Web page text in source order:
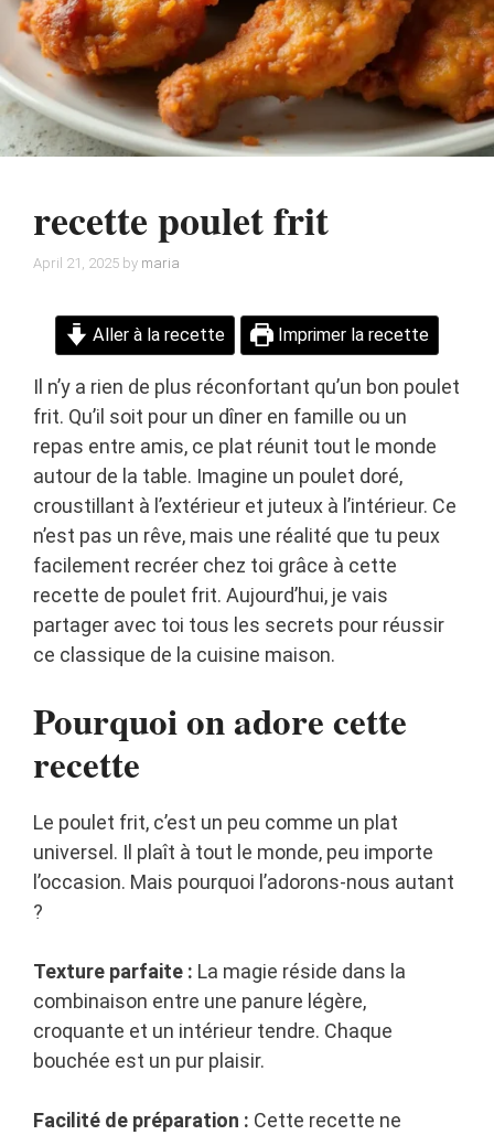
recette poulet frit
April 21, 2025 by maria
Aller à la recette Imprimer la recette
Il n’y a rien de plus réconfortant qu’un bon poulet
frit. Qu’il soit pour un dîner en famille ou un
repas entre amis, ce plat réunit tout le monde
autour de la table. Imagine un poulet doré,
croustillant à l’extérieur et juteux à l’intérieur. Ce
n’est pas un rêve, mais une réalité que tu peux
facilement recréer chez toi grâce à cette
recette de poulet frit. Aujourd’hui, je vais
partager avec toi tous les secrets pour réussir
ce classique de la cuisine maison.
Pourquoi on adore cette
recette
Le poulet frit, c’est un peu comme un plat
universel. Il plaît à tout le monde, peu importe
l’occasion. Mais pourquoi l’adorons-nous autant
?
Texture parfaite : La magie réside dans la
combinaison entre une panure légère,
croquante et un intérieur tendre. Chaque
bouchée est un pur plaisir.
Facilité de préparation : Cette recette ne